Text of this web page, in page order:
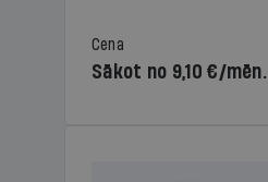
Cena
Sākot no 9,10 €/mēn.